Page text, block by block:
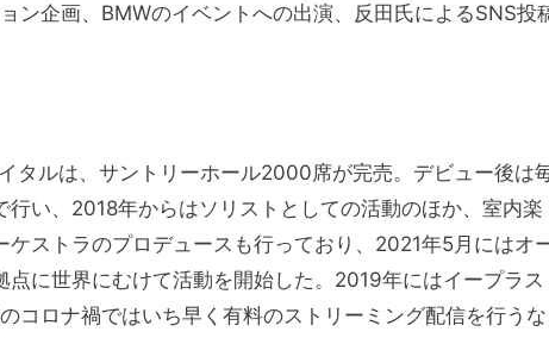
ン企画、BMWのイベントへの出演、反田氏によるSNS投
タルは、サントリーホール2000席が完売。デビュー後は
い、2018年からはソリストとしての活動のほか、室内楽
ストラのプロデュースも行っており、2021年5月にはオ
に世界にむけて活動を開始した。2019年にはイープラス
コロナ禍ではいち早く有料のストリーミング配信を行うな